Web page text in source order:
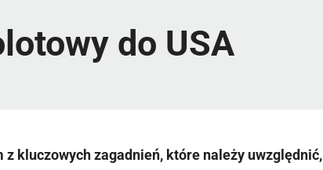
do USA
kluczowych zagadnień, które należy uwzględnić,